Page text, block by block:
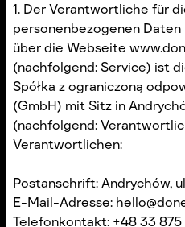
1. Der Verantwortliche für
personenbezogenen
über die Webseite
(nachfolgend: Service) ist
Spółka z ograniczoną
(GmbH) mit Sitz in
(nachfolgend:
Verantwortlichen:
Postanschrift: Andrychów,
E-Mail-Adresse:
Telefonkontakt: +48 33 875